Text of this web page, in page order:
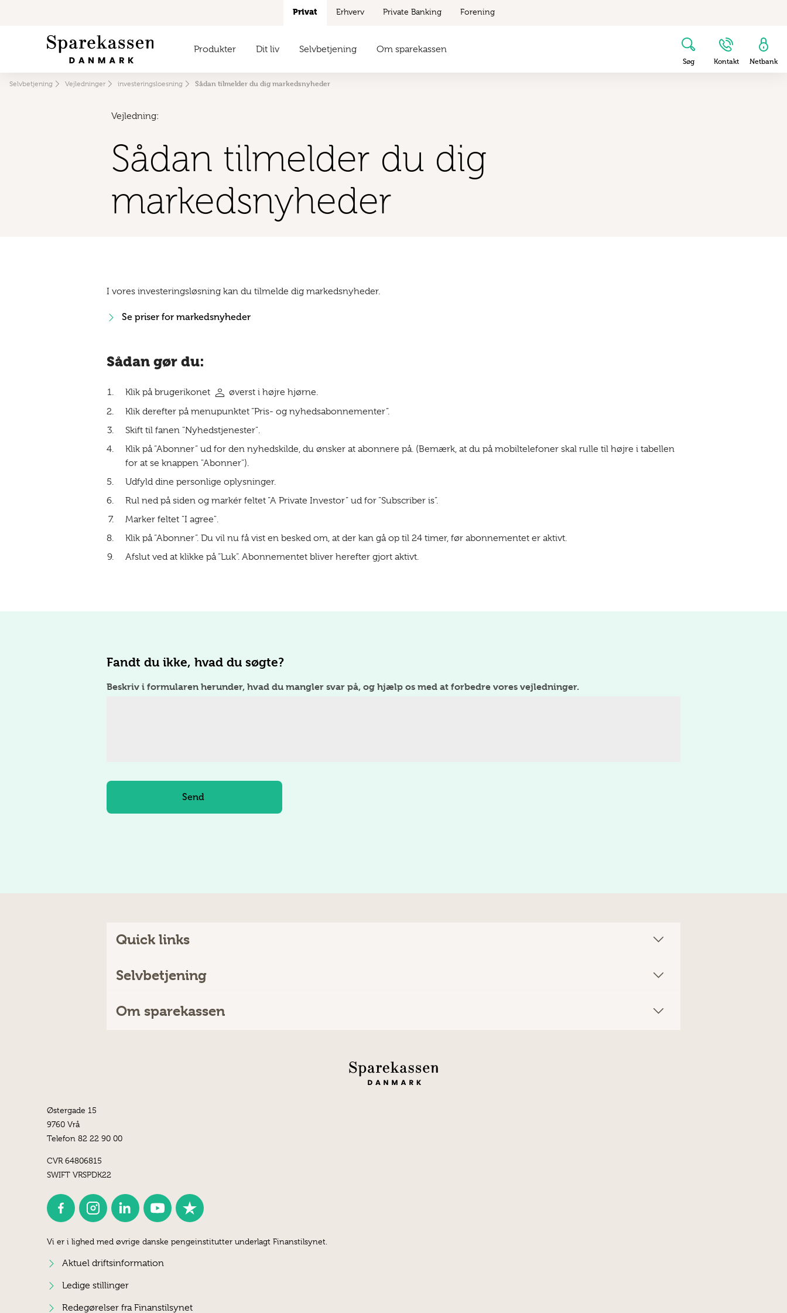
Selvbetjening Vejledninger investeringsloesning Sådan tilmelder du dig markedsnyheder
Privat Erhverv Private Banking Forening
Produkter Dit liv Selvbetjening Om sparekassen
Søg Kontakt Netbank
Vejledning:
Sådan tilmelder du dig
markedsnyheder
I vores investeringsløsning kan du tilmelde dig markedsnyheder.
Se priser for markedsnyheder
Sådan gør du:
Klik på brugerikonet person øverst i højre hjørne.
Klik derefter på menupunktet ”Pris- og nyhedsabonnementer”.
Skift til fanen "Nyhedstjenester".
Klik på ”Abonner” ud for den nyhedskilde, du ønsker at abonnere på. (Bemærk, at du på mobiltelefoner skal rulle til højre i tabellen
for at se knappen "Abonner").
Udfyld dine personlige oplysninger.
Rul ned på siden og markér feltet ”A Private Investor” ud for ”Subscriber is”.
Marker feltet "I agree".
Klik på ”Abonner”. Du vil nu få vist en besked om, at der kan gå op til 24 timer, før abonnementet er aktivt.
Afslut ved at klikke på ”Luk”. Abonnementet bliver herefter gjort aktivt.
Fandt du ikke, hvad du søgte?
Beskriv i formularen herunder, hvad du mangler svar på, og hjælp os med at forbedre vores vejledninger.
Quick links
Selvbetjening
Om sparekassen
Østergade 15
9760 Vrå
Telefon 82 22 90 00
CVR 64806815
SWIFT VRSPDK22
Vi er i lighed med øvrige danske pengeinstitutter underlagt Finanstilsynet.
Aktuel driftsinformation
Ledige stillinger
Redegørelser fra Finanstilsynet